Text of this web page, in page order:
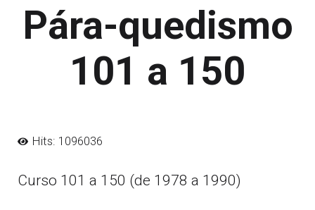
Pára-quedismo
101 a 150
Hits: 1096036
Curso 101 a 150 (de 1978 a 1990)